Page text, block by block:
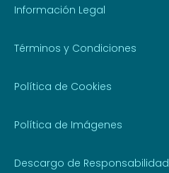
Información Legal
Términos y Condiciones
Política de Cookies
Política de Imágenes
Descargo de Responsabilidad